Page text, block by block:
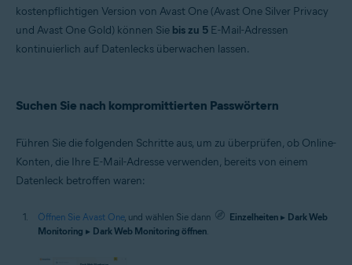
Microsoft Windows 8.1 Home/Pro/Enterprise/Education – 32-/64-Bit
Microsoft Windows 8 Home/Pro/Enterprise/Education – 32-/64-Bit
Microsoft Windows 7 Home Basic/Home
kostenpflichtigen Version von Avast One (Avast One Silver Privacy
und Avast One Gold) können Sie bis zu 5 E-Mail-Adressen
kontinuierlich auf Datenlecks überwachen lassen.
Suchen Sie nach kompromittierten Passwörtern
Führen Sie die folgenden Schritte aus, um zu überprüfen, ob Online-
Konten, die Ihre E-Mail-Adresse verwenden, bereits von einem
Datenleck betroffen waren:
Öffnen Sie Avast One, und wählen Sie dann Einzelheiten ▸ Dark Web
Monitoring ▸ Dark Web Monitoring öffnen.